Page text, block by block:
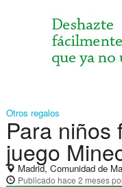
Otros regalos
Para niños
juego
Madrid, Comunidad de
Publicado hace 2 meses